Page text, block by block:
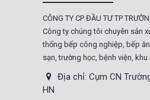
Tủ sấy
21.300.000 đ
20.500.000
Không áp
dụng
CÔNG TY CP ĐẦU TƯ TP
Công ty chúng tôi chuyên sản
thống bếp công nghiệp, bếp
sạn, trường học, bệnh viện,
Địa chỉ: Cụm CN
HN